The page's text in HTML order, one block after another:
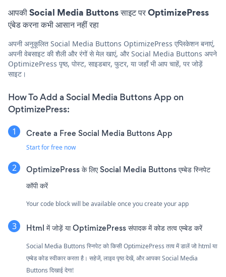
आपकी Social Media Buttons साइट पर OptimizePress
एंबेड करना कभी आसान नहीं रहा
अपनी अनुकूलित Social Media Buttons OptimizePress एप्लिकेशन बनाएं,
अपनी वेबसाइट की शैली और रंगों से मेल खाएं, और Social Media Buttons अपने
OptimizePress पृष्ठ, पोस्ट, साइडबार, फुटर, या जहाँ भी आप चाहें, पर जोड़ें
साइट।
How To Add a Social Media Buttons App on
OptimizePress:
Create a Free Social Media Buttons App
Start for free now
OptimizePress के लिए Social Media Buttons एम्बेड स्निपेट
कॉपी करें
Your code block will be available once you create your app
Html में जोड़ें या OptimizePress संपादक में कोड तत्व एम्बेड करें
Social Media Buttons स्निपेट को किसी OptimizePress तत्व में डालें जो html या
एम्बेड कोड स्वीकार करता है। सहेजें, लाइव पृष्ठ देखें, और आपका Social Media
Buttons दिखाई देगा!